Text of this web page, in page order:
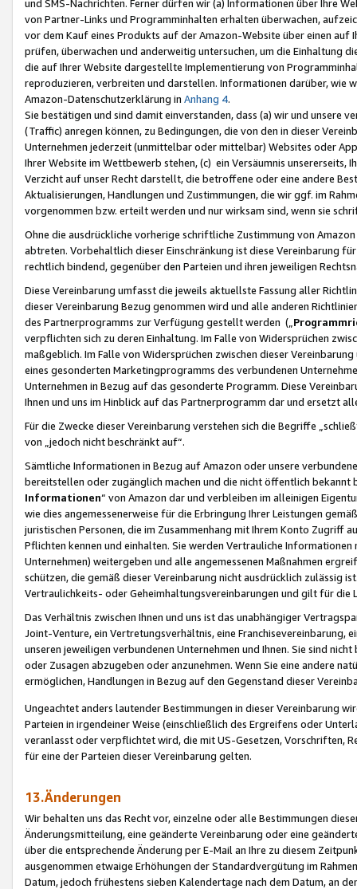
und SMS-Nachrichten. Ferner dürfen wir (a) Informationen über Ihre
von Partner-Links und Programminhalten erhalten überwachen,
vor dem Kauf eines Produkts auf der Amazon-Website über einen
prüfen, überwachen und anderweitig untersuchen, um die Einhaltung
die auf Ihrer Website dargestellte Implementierung von
reproduzieren, verbreiten und darstellen. Informationen darüber, wie
Amazon-Datenschutzerklärung in Anhang 4.
Sie bestätigen und sind damit einverstanden, dass (a) wir und
(Traffic) anregen können, zu Bedingungen, die von den in dieser
Unternehmen jederzeit (unmittelbar oder mittelbar) Websites oder
Ihrer Website im Wettbewerb stehen, (c) ein Versäumnis unsererseits,
Verzicht auf unser Recht darstellt, die betroffene oder eine andere
Aktualisierungen, Handlungen und Zustimmungen, die wir ggf. im
vorgenommen bzw. erteilt werden und nur wirksam sind, wenn sie
Ohne die ausdrückliche vorherige schriftliche Zustimmung von
abtreten. Vorbehaltlich dieser Einschränkung ist diese Vereinbarung
rechtlich bindend, gegenüber den Parteien und ihren jeweiligen
Diese Vereinbarung umfasst die jeweils aktuellste Fassung aller
dieser Vereinbarung Bezug genommen wird und alle anderen
des Partnerprogramms zur Verfügung gestellt werden („
verpflichten sich zu deren Einhaltung. Im Falle von Widersprüchen
maßgeblich. Im Falle von Widersprüchen zwischen dieser
eines gesonderten Marketingprogramms des verbundenen
Unternehmen in Bezug auf das gesonderte Programm. Diese
Ihnen und uns im Hinblick auf das Partnerprogramm dar und ersetzt
Für die Zwecke dieser Vereinbarung verstehen sich die Begriffe
von „jedoch nicht beschränkt auf“.
Sämtliche Informationen in Bezug auf Amazon oder unsere
bereitstellen oder zugänglich machen und die nicht öffentlich
Informationen“ von Amazon dar und verbleiben im alleinigen
wie dies angemessenerweise für die Erbringung Ihrer Leistungen
juristischen Personen, die im Zusammenhang mit Ihrem Konto
Pflichten kennen und einhalten. Sie werden Vertrauliche
Unternehmen) weitergeben und alle angemessenen Maßnahmen
schützen, die gemäß dieser Vereinbarung nicht ausdrücklich zulässig
Vertraulichkeits- oder Geheimhaltungsvereinbarungen und gilt für die
Das Verhältnis zwischen Ihnen und uns ist das unabhängiger
Joint-Venture, ein Vertretungsverhältnis, eine Franchisevereinbarung,
unseren jeweiligen verbundenen Unternehmen und Ihnen. Sie sind
oder Zusagen abzugeben oder anzunehmen. Wenn Sie eine andere
ermöglichen, Handlungen in Bezug auf den Gegenstand dieser
Ungeachtet anders lautender Bestimmungen in dieser Vereinbarung
Parteien in irgendeiner Weise (einschließlich des Ergreifens oder
veranlasst oder verpflichtet wird, die mit US-Gesetzen, Vorschriften,
für eine der Parteien dieser Vereinbarung gelten.
13.Änderungen
Wir behalten uns das Recht vor, einzelne oder alle Bestimmungen
Änderungsmitteilung, eine geänderte Vereinbarung oder eine
über die entsprechende Änderung per E-Mail an Ihre zu diesem
ausgenommen etwaige Erhöhungen der Standardvergütung im
Datum, jedoch frühestens sieben Kalendertage nach dem Datum, an